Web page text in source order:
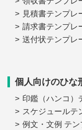
見積書テンプレ
請求書テンプレ
送付状テンプレ
個人向けのひな
印鑑（ハンコ）
スケジュールテ
例文・文例 テ